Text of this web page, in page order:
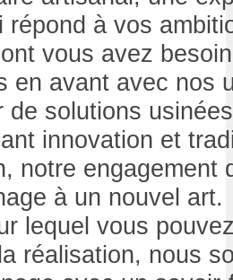
répond à vos
vous avez
en avant avec nos
de solutions
innovation et
notre engagement
à un nouvel art.
lequel vous
réalisation, nous